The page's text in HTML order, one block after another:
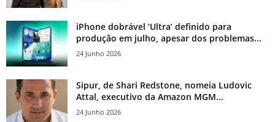
iPhone dobrável ‘Ultra’ definido para
produção em julho, apesar dos problemas...
24 Junho 2026
Sipur, de Shari Redstone, nomeia Ludovic
Attal, executivo da Amazon MGM...
24 Junho 2026